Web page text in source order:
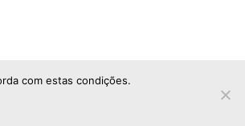
com estas condições.